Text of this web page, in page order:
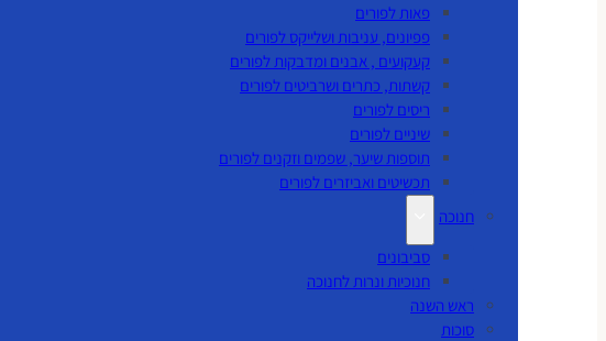
פאות לפורים
פפיונים, עניבות ושלייקס לפורים
קעקועים , אבנים ומדבקות לפורים
קשתות, כתרים ושרביטים לפורים
ריסים לפורים
שיניים לפורים
תוספות שיער, שפמים וזקנים לפורים
תכשיטים ואביזרים לפורים
חנוכה
סביבונים
חנוכיות ונרות לחנוכה
ראש השנה
סוכות